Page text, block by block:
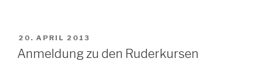
VERÖFFENTLICHT
AM
20. APRIL 2013
Anmeldung zu den Ruderkursen